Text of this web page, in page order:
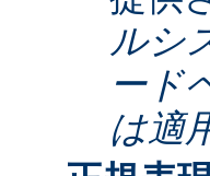
ルシ
ード
は適